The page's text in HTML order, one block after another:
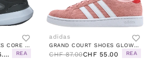
ULTRABOUNCE SHOES CORE BLACK / CLOUD WHITE / CORE BLACK
CHF 66.00 REA
adidas
GRAND COURT SHOES GLOW PINK / CLOUD WHITE / GLORY RED
CHF 87.00CHF 55.00 REA